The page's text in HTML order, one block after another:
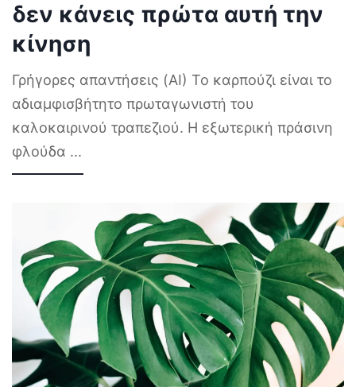
δεν κάνεις πρώτα αυτή την
κίνηση
Γρήγορες απαντήσεις (AI) Το καρπούζι είναι το
αδιαμφισβήτητο πρωταγωνιστή του
καλοκαιρινού τραπεζιού. Η εξωτερική πράσινη
φλούδα ...